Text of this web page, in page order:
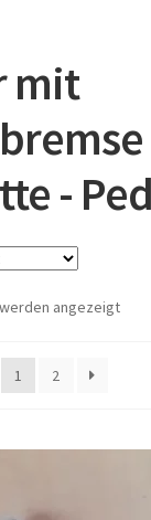
mit
-
angezeigtNach
1
2